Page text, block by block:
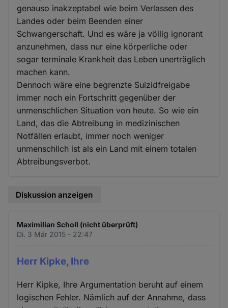
genauso inakzeptabel wie beim Verlassen des
Landes oder beim Beenden einer
Schwangerschaft. Und es wäre ja völlig ignorant
anzunehmen, dass nur eine körperliche oder
sogar terminale Krankheit das Leben unerträglich
machen kann.
Dennoch wäre eine begrenzte Suizidfreigabe
immer noch ein Fortschritt gegenüber der
unmenschlichen Situation von heute. So wie ein
Land, das die Abtreibung in medizinischen
Notfällen erlaubt, immer noch weniger
unmenschlich ist als ein Land mit einem totalen
Abtreibungsverbot.
Diskussion anzeigen
Maximilian Scholl (nicht überprüft)
Di. 3 Mär 2015 - 22:47
Herr Kipke, Ihre
Herr Kipke, Ihre Argumentation beruht auf einem
logischen Fehler. Nämlich auf der Annahme, dass